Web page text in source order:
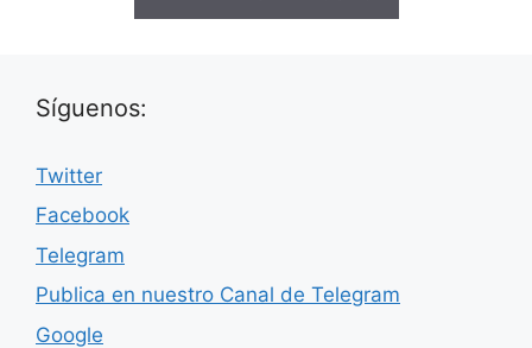
Síguenos:
Twitter
Facebook
Telegram
Publica en nuestro Canal de Telegram
Google